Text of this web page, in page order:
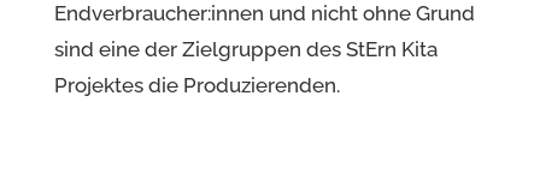
Endverbraucher:innen und nicht ohne Grund
sind eine der Zielgruppen des StErn Kita
Projektes die Produzierenden.